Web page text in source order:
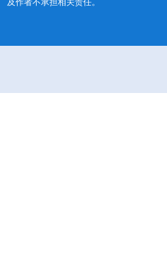
及作者不承担相关责任。